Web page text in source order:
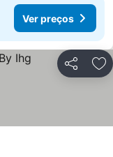
Ver preços
Partilhar